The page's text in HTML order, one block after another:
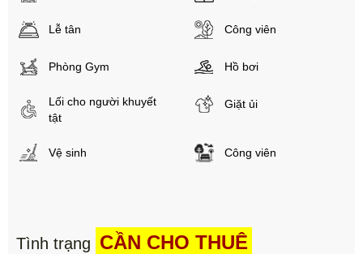
Lễ tân Công viên
Phòng Gym Hồ bơi
Lối cho người khuyết
tật
Giặt ủi
Vệ sinh Công viên
Tình trạng CẦN CHO THUÊ